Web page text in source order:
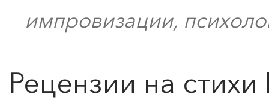
импровизации,
Рецензии на